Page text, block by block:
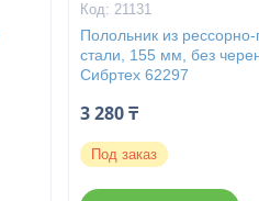
21131
Полольник из
стали, 155 мм, без
Сибртех 62297
3 280 ₸
Под заказ